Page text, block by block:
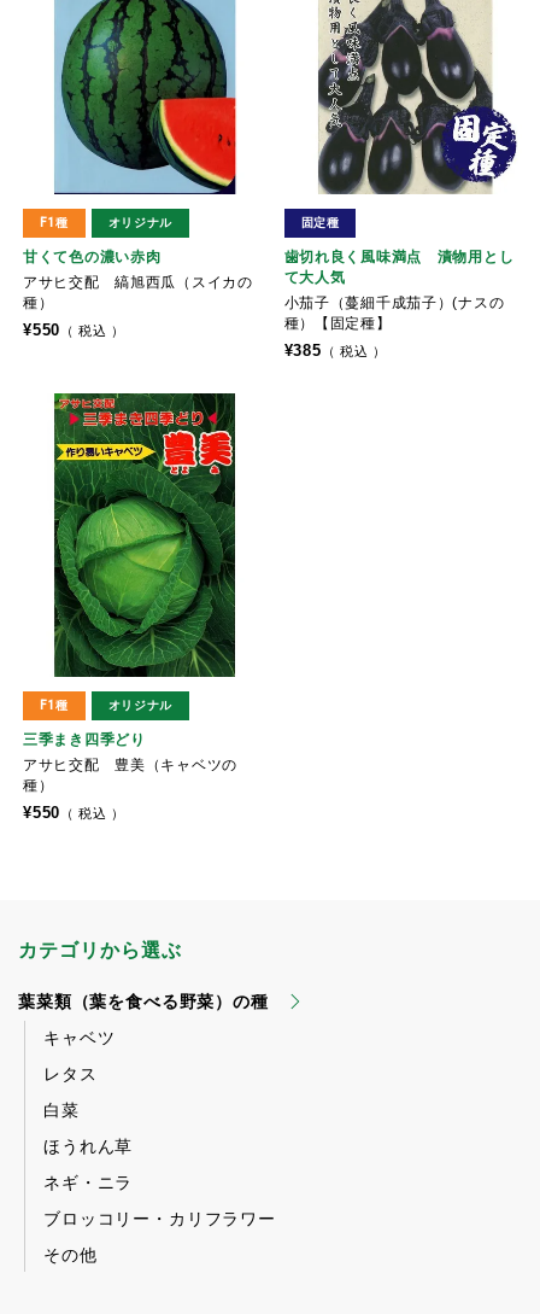
甘くて色の濃い赤肉
アサヒ交配 縞旭西瓜（スイカの
種）
F1種 オリジナル
¥550 税込
歯切れ良く風味満点 漬物用とし
て大人気
小茄子（蔓細千成茄子）(ナスの
種）【固定種】
固定種
¥385 税込
三季まき四季どり
アサヒ交配 豊美（キャベツの
種）
F1種 オリジナル
¥550 税込
カテゴリから選ぶ
葉菜類（葉を食べる野菜）の種
キャベツ
レタス
白菜
ほうれん草
ネギ・ニラ
ブロッコリー・カリフラワー
その他